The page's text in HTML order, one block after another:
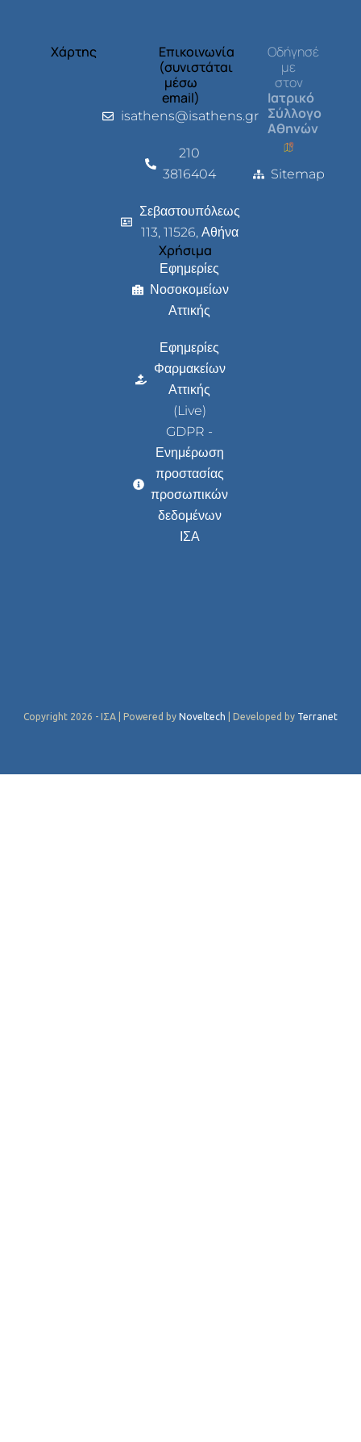
Χάρτης
Επικοινωνία
(συνιστάται
μέσω
email)
isathens@isathens.gr
210
3816404
Σεβαστουπόλεως
113, 11526, Αθήνα
Χρήσιμα
Εφημερίες
Νοσοκομείων
Αττικής
Εφημερίες
Φαρμακείων
Αττικής
(Live)
GDPR -
Ενημέρωση
προστασίας
προσωπικών
δεδομένων
ΙΣΑ
Οδήγησέ
με
στον
Ιατρικό
Σύλλογο
Αθηνών
Sitemap
Copyright 2026 - ΙΣΑ | Powered by Noveltech | Developed by Terranet